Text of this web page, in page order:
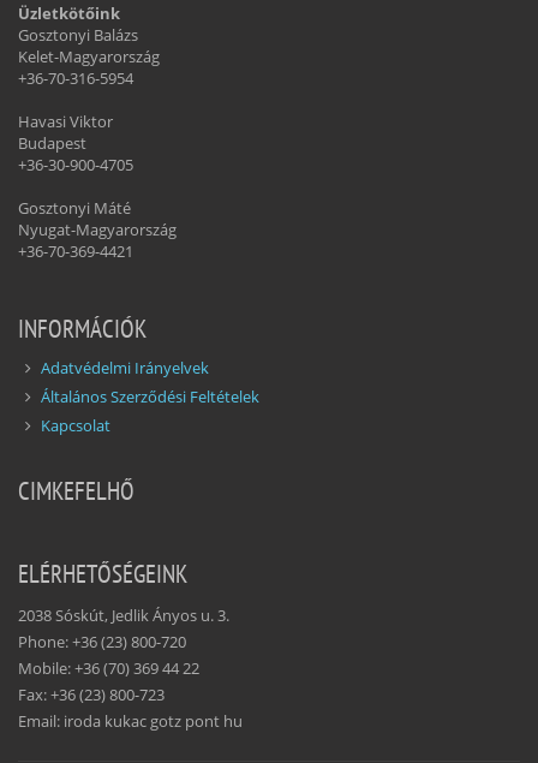
Üzletkötőink
Gosztonyi Balázs
Kelet-Magyarország
+36-70-316-5954
Havasi Viktor
Budapest
+36-30-900-4705
Gosztonyi Máté
Nyugat-Magyarország
+36-70-369-4421
INFORMÁCIÓK
Adatvédelmi Irányelvek
Általános Szerződési Feltételek
Kapcsolat
CIMKEFELHŐ
ELÉRHETŐSÉGEINK
2038 Sóskút, Jedlik Ányos u. 3.
Phone: +36 (23) 800-720
Mobile: +36 (70) 369 44 22
Fax: +36 (23) 800-723
Email: iroda kukac gotz pont hu